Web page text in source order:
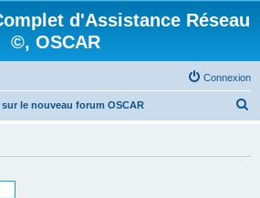
d'Assistance Réseau
©, OSCAR
Connexion
le nouveau forum OSCAR